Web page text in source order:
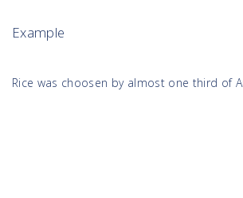
Example
Rice was choosen by almost one third of